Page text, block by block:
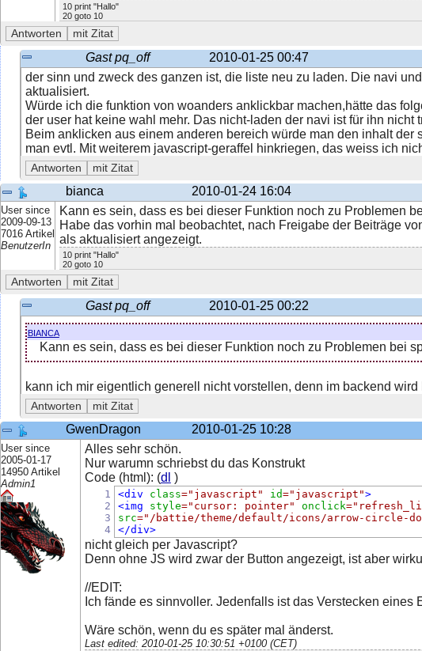
10 print "Hallo"
20 goto 10
Gast pq_off
2010-01-25 00:47
der sinn und zweck des ganzen ist, die liste neu zu laden. Die navi
aktualisiert.
Würde ich die funktion von woanders anklickbar machen,hätte das
der user hat keine wahl mehr. Das nicht-laden der navi ist für ihn nicht
Beim anklicken aus einem anderen bereich würde man den inhalt
man evtl. Mit weiterem javascript-geraffel hinkriegen, das weiss ich
bianca 2010-01-24 16:04
User since
2009-09-13
7016 Artikel
BenutzerIn
Kann es sein, dass es bei dieser Funktion noch zu Problemen
Habe das vorhin mal beobachtet, nach Freigabe der Beiträge
als aktualisiert angezeigt.
10 print "Hallo"
20 goto 10
Gast pq_off 2010-01-25 00:22
bianca
Kann es sein, dass es bei dieser Funktion noch zu Problemen bei
kann ich mir eigentlich generell nicht vorstellen, denn im backend
GwenDragon 2010-01-25 10:28
User since
2005-01-17
14950 Artikel
Admin1
Alles sehr schön.
Nur warumn schriebst du das Konstrukt
Code (html): (dl )
1
2
3
4
<div class="javascript" id="javascript">
<img
style="cursor: pointer" onclick=
src="/battie/theme/default/icons/arrow-circle-
</div>
nicht gleich per Javascript?
Denn ohne JS wird zwar der Button angezeigt, ist aber
//EDIT:
Ich fände es sinnvoller. Jedenfalls ist das Verstecken
Wäre schön, wenn du es später mal änderst.
Last edited: 2010-01-25 10:30:51 +0100 (CET)